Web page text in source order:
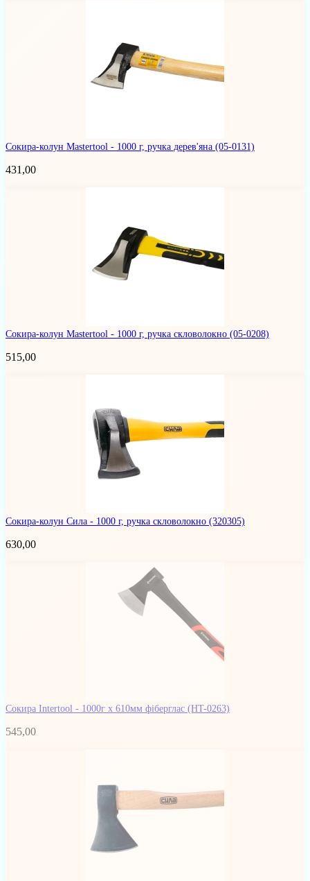
Сокира-колун Mastertool - 1000 г, ручка дерев'яна (05-0131)
431,00
Сокира-колун Mastertool - 1000 г, ручка скловолокно (05-0208)
515,00
Сокира-колун Сила - 1000 г, ручка скловолокно (320305)
630,00
Сокира Intertool - 1000г x 610мм фіберглас (HT-0263)
545,00